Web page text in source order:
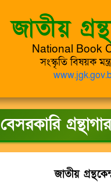
জাতীয়
National Book
সংস্কৃতি বিষয়ক
বেসরকারি
জাতীয়